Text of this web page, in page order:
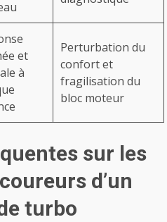
et
à
Perturbation du
confort et
fragilisation du
bloc moteur
sur les
d’un
turbo